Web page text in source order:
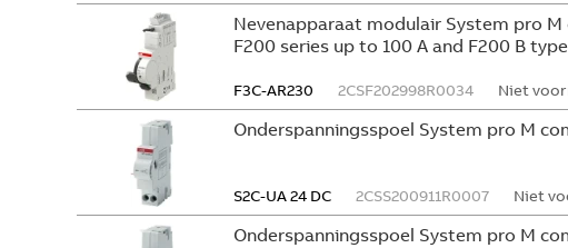
Nevenapparaat modulair System pro
F200 series up to 100 A and F200 B
F3C-AR230 2CSF202998R0034 Niet
Onderspanningsspoel System pro M
S2C-UA 24 DC 2CSS200911R0007 Niet
Onderspanningsspoel System pro M